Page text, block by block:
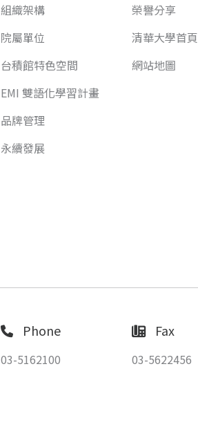
組織架構
院屬單位
台積館特色空間
EMI 雙語化學習計畫
品牌管理
永續發展
榮譽分享
清華大學首頁
網站地圖
Phone
03-5162100
Fax
03-5622456